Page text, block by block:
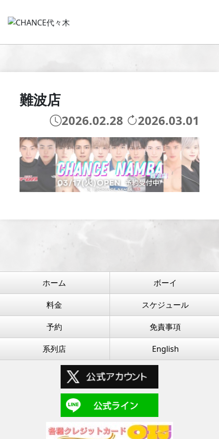
難波店
2026.02.28 2026.03.01
ホーム ボーイ
料金 スケジュール
予約 免責事項
系列店 English